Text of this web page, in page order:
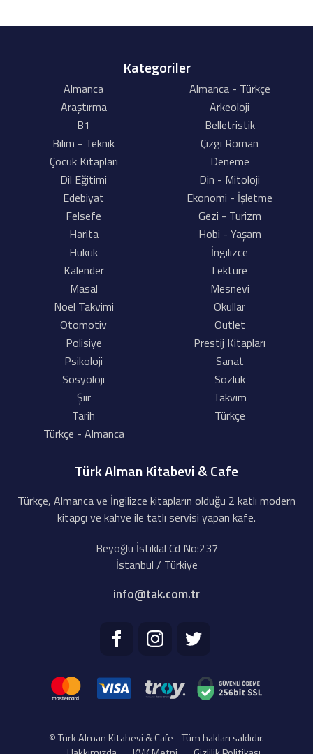
Kategoriler
Almanca
Almanca - Türkçe
Araştırma
Arkeoloji
B1
Belletristik
Bilim - Teknik
Çizgi Roman
Çocuk Kitapları
Deneme
Dil Eğitimi
Din - Mitoloji
Edebiyat
Ekonomi - İşletme
Felsefe
Gezi - Turizm
Harita
Hobi - Yaşam
Hukuk
İngilizce
Kalender
Lektüre
Masal
Mesnevi
Noel Takvimi
Okullar
Otomotiv
Outlet
Polisiye
Prestij Kitapları
Psikoloji
Sanat
Sosyoloji
Sözlük
Şiir
Takvim
Tarih
Türkçe
Türkçe - Almanca
Türk Alman Kitabevi & Cafe
Türkçe, Almanca ve İngilizce kitapların olduğu 2 katlı modern
kitapçı ve kahve ile tatlı servisi yapan kafe.
Beyoğlu İstiklal Cd No:237
İstanbul / Türkiye
info@tak.com.tr
© Türk Alman Kitabevi & Cafe - Tüm hakları saklıdır.